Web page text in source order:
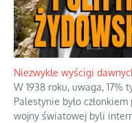
Niezwykłe wyścigi
W 1938 roku, uwaga,
Palestynie było
wojny światowej byli